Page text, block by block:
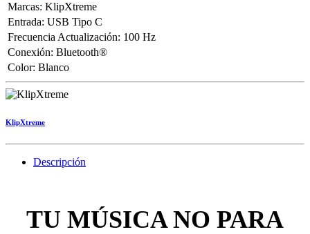
Marcas: KlipXtreme
Entrada: USB Tipo C
Frecuencia Actualización: 100 Hz
Conexión: Bluetooth®
Color: Blanco
KlipXtreme
Descripción
​TU MÚSICA NO PARA